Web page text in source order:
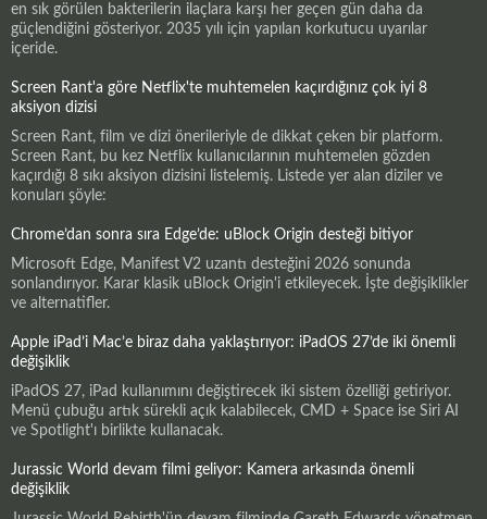
en sık görülen bakterilerin ilaçlara karşı her geçen gün daha da
güçlendiğini gösteriyor. 2035 yılı için yapılan korkutucu uyarılar
içeride.
Screen Rant'a göre Netflix'te muhtemelen kaçırdığınız çok iyi 8
aksiyon dizisi
Screen Rant, film ve dizi önerileriyle de dikkat çeken bir platform.
Screen Rant, bu kez Netflix kullanıcılarının muhtemelen gözden
kaçırdığı 8 sıkı aksiyon dizisini listelemiş. Listede yer alan diziler ve
konuları şöyle:
Chrome’dan sonra sıra Edge’de: uBlock Origin desteği bitiyor
Microsoft Edge, Manifest V2 uzantı desteğini 2026 sonunda
sonlandırıyor. Karar klasik uBlock Origin'i etkileyecek. İşte değişiklikler
ve alternatifler.
Apple iPad’i Mac’e biraz daha yaklaştırıyor: iPadOS 27’de iki önemli
değişiklik
iPadOS 27, iPad kullanımını değiştirecek iki sistem özelliği getiriyor.
Menü çubuğu artık sürekli açık kalabilecek, CMD + Space ise Siri AI
ve Spotlight'ı birlikte kullanacak.
Jurassic World devam filmi geliyor: Kamera arkasında önemli
değişiklik